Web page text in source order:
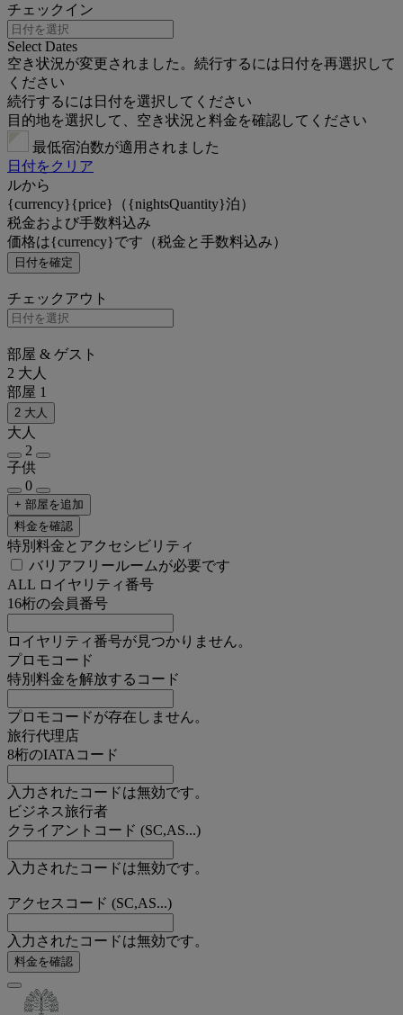
チェックイン
Select Dates
空き状況が変更されました。続行するには日付を再選択して
ください
続行するには日付を選択してください
目的地を選択して、空き状況と料金を確認してください
最低宿泊数が適用されました
日付をクリア
ルから
{currency}{price}（{nightsQuantity}泊）
税金および手数料込み
価格は{currency}です（税金と手数料込み）
日付を確定
チェックアウト
部屋 & ゲスト
2 大人
部屋 1
2 大人
大人
2
子供
0
+ 部屋を追加
料金を確認
特別料金とアクセシビリティ
バリアフリールームが必要です
ALL ロイヤリティ番号
16桁の会員番号
ロイヤリティ番号が見つかりません。
プロモコード
特別料金を解放するコード
プロモコードが存在しません。
旅行代理店
8桁のIATAコード
入力されたコードは無効です。
ビジネス旅行者
クライアントコード (SC,AS...)
入力されたコードは無効です。
アクセスコード (SC,AS...)
入力されたコードは無効です。
料金を確認